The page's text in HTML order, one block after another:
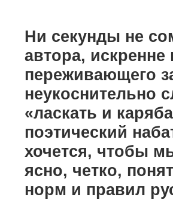
Ни секунды не
автора,
переживающего
неукоснительно
«ласкать и
поэтический
хочется, чтобы
ясно, четко,
норм и правил